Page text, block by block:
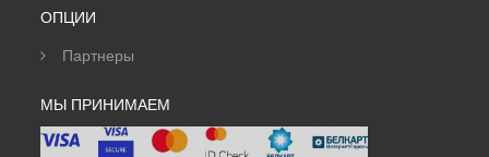
ОПЦИИ
Партнеры
МЫ ПРИНИМАЕМ